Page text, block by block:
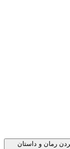
رمان و داستان